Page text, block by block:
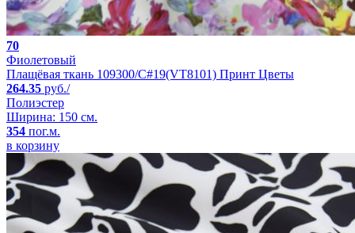
70
Фиолетовый
Плащёвая ткань 109300/C#19(VT8101) Принт Цветы
264.35 руб./
Полиэстер
Ширина: 150 см.
354 пог.м.
в корзину